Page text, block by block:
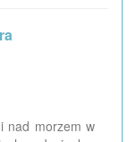
nad morzem w